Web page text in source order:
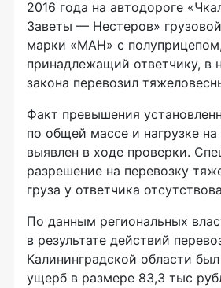
2016 года на автодороге
Заветы — Нестеров»
марки «МАН» с полуприцепом,
принадлежащий ответчику, в
закона перевозил
Факт превышения
по общей массе и нагрузке
выявлен в ходе проверки.
разрешение на перевозку
груза у ответчика
По данным региональных
в результате действий
Калининградской области
ущерб в размере 83,3 тыс